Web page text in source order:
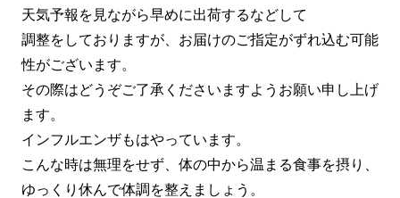
天気予報を見ながら早めに出荷するなどして
調整をしておりますが、お届けのご指定がずれ込む可能
性がございます。
その際はどうぞご了承くださいますようお願い申し上げ
ます。
インフルエンザもはやっています。
こんな時は無理をせず、体の中から温まる食事を摂り、
ゆっくり休んで体調を整えましょう。